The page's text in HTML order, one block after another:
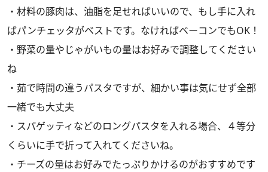
・材料の豚肉は、油脂を足せればいいので、もし手に入れ
ばパンチェッタがベストです。なければベーコンでもOK！
・野菜の量やじゃがいもの量はお好みで調整してください
ね
・茹で時間の違うパスタですが、細かい事は気にせず全部
一緒でも大丈夫
・スパゲッティなどのロングパスタを入れる場合、４等分
くらいに手で折って入れてくださいね。
・チーズの量はお好みでたっぷりかけるのがおすすめです